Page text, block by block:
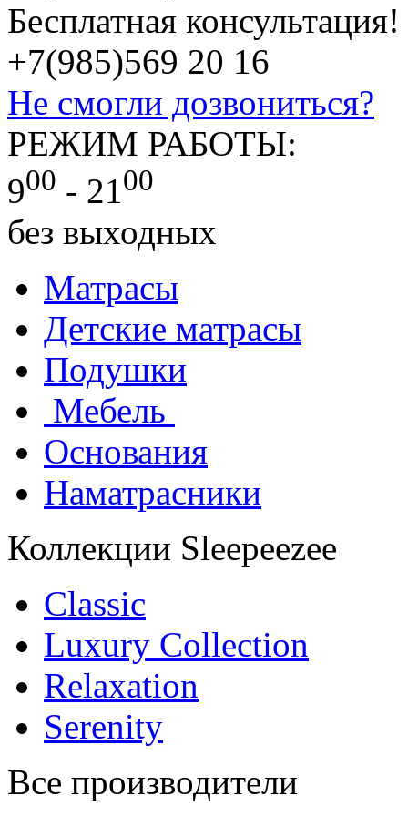
Бесплатная консультация!
+7(985)569 20 16
Не смогли дозвониться?
РЕЖИМ РАБОТЫ:
900 - 2100
без выходных
Матрасы
Детские матрасы
Подушки
Мебель
Основания
Наматрасники
Коллекции Sleepeezee
Classic
Luxury Collection
Relaxation
Serenity
Все производители